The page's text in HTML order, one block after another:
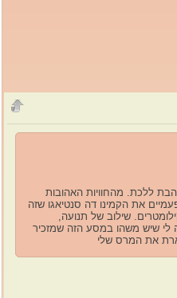
ללכת. מהחוויות האהובות
את הקמינו דה סנטיאגו שזה
שילוב של תנועה,
לי שיש משהו במסע הזה שמזכיר
את המרס שלי